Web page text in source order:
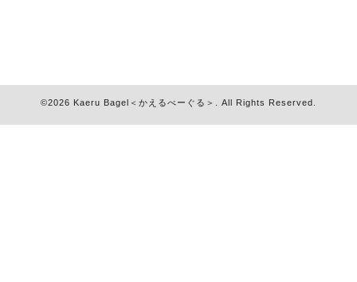
©2026 Kaeru Bagel＜かえるべーぐる＞ . All Rights Reserved.